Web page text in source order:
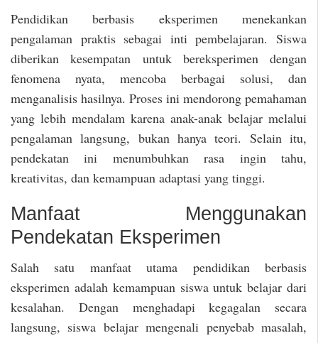
Pendidikan berbasis eksperimen menekankan
pengalaman praktis sebagai inti pembelajaran. Siswa
diberikan kesempatan untuk bereksperimen dengan
fenomena nyata, mencoba berbagai solusi, dan
menganalisis hasilnya. Proses ini mendorong pemahaman
yang lebih mendalam karena anak-anak belajar melalui
pengalaman langsung, bukan hanya teori. Selain itu,
pendekatan ini menumbuhkan rasa ingin tahu,
kreativitas, dan kemampuan adaptasi yang tinggi.
Manfaat Menggunakan
Pendekatan Eksperimen
Salah satu manfaat utama pendidikan berbasis
eksperimen adalah kemampuan siswa untuk belajar dari
kesalahan. Dengan menghadapi kegagalan secara
langsung, siswa belajar mengenali penyebab masalah,